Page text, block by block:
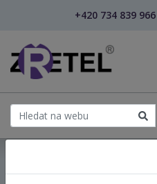
+420 734 839 966